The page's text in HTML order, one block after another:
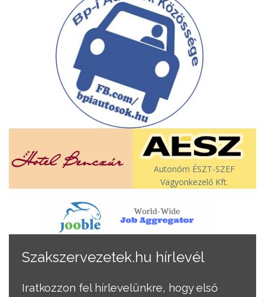
Autonóm ÉSZT-SZEF
Vagyonkezelő Kft.
Szakszervezetek.hu hírlevél
Iratkozzon fel hírlevelünkre, hogy első